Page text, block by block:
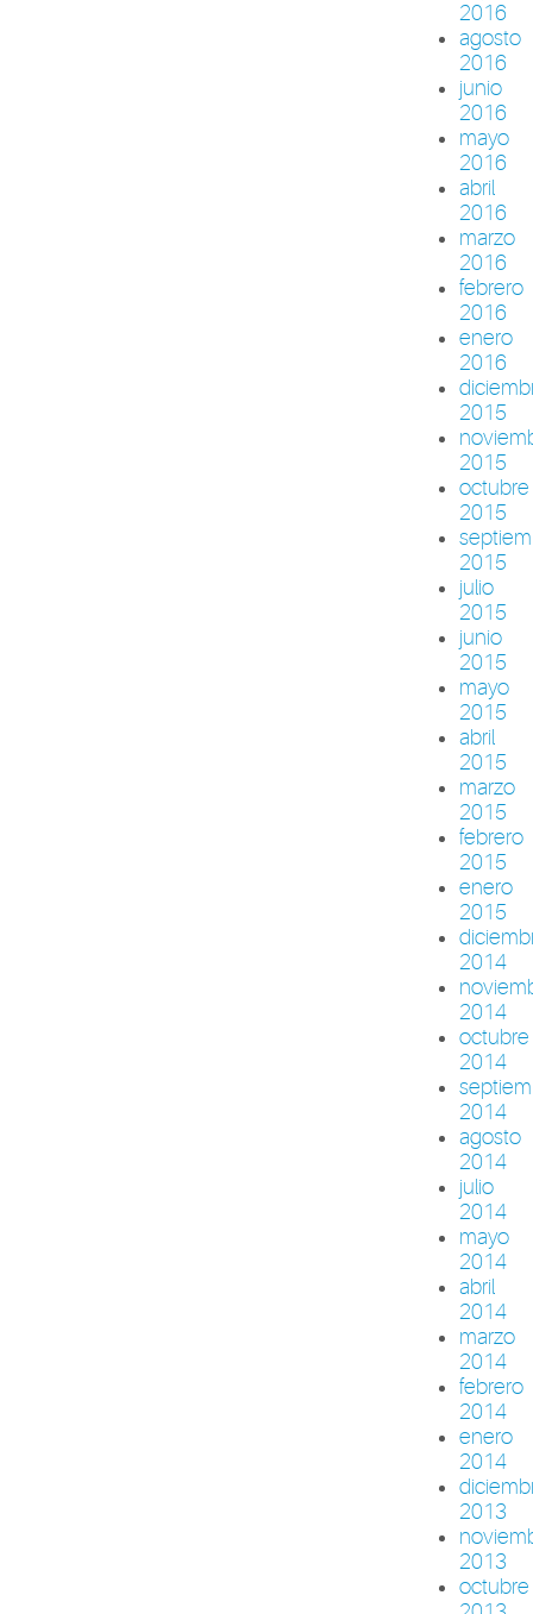
2016
agosto
2016
junio
2016
mayo
2016
abril
2016
marzo
2016
febrero
2016
enero
2016
2015
2015
octubre
2015
2015
julio
2015
junio
2015
mayo
2015
abril
2015
marzo
2015
febrero
2015
enero
2015
2014
2014
octubre
2014
2014
agosto
2014
julio
2014
mayo
2014
abril
2014
marzo
2014
febrero
2014
enero
2014
2013
2013
octubre